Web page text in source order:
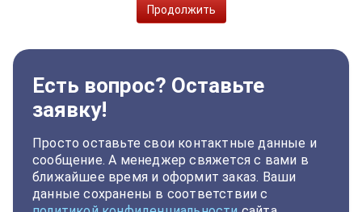
Продолжить
Есть вопрос? Оставьте
заявку!
Просто оставьте свои контактные данные и
сообщение. А менеджер свяжется с вами в
ближайшее время и оформит заказ. Ваши
данные сохранены в соответствии с